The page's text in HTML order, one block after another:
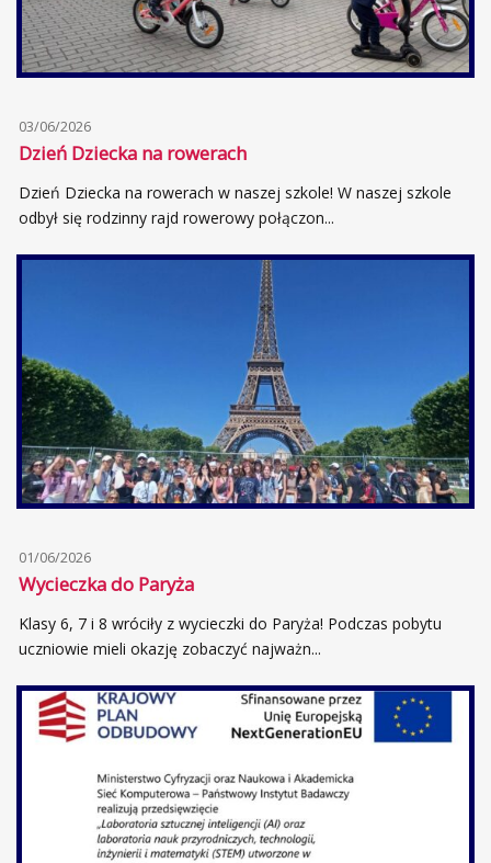
03/06/2026
Dzień Dziecka na rowerach
Dzień Dziecka na rowerach w naszej szkole! W naszej szkole
odbył się rodzinny rajd rowerowy połączon...
01/06/2026
Wycieczka do Paryża
Klasy 6, 7 i 8 wróciły z wycieczki do Paryża! Podczas pobytu
uczniowie mieli okazję zobaczyć najważn...